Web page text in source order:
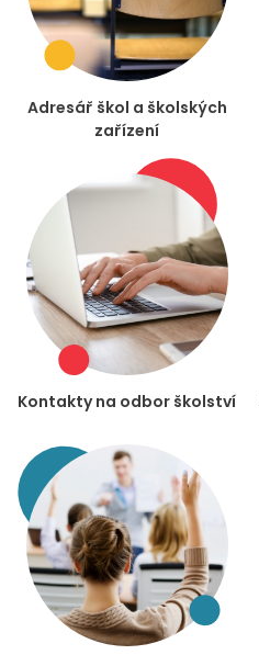
Adresář škol a školských
zařízení
Kontakty na odbor školství